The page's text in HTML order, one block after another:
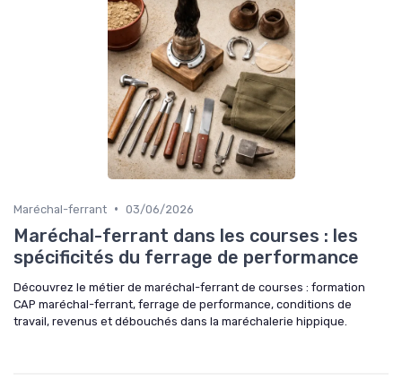
Maréchal-ferrant • 03/06/2026
Maréchal-ferrant dans les courses : les
spécificités du ferrage de performance
Découvrez le métier de maréchal-ferrant de courses : formation
CAP maréchal-ferrant, ferrage de performance, conditions de
travail, revenus et débouchés dans la maréchalerie hippique.